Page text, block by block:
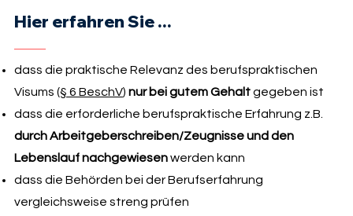
Hier erfahren Sie ...
dass die praktische Relevanz des berufspraktischen
Visums (§ 6 BeschV) nur bei gutem Gehaltgegeben ist
dass die erforderliche berufspraktische Erfahrung z.B.
durch Arbeitgeberschreiben/Zeugnisse und den
Lebenslauf nachgewiesenwerden kann
dass die Behörden bei der Berufserfahrung
vergleichsweise streng prüfen